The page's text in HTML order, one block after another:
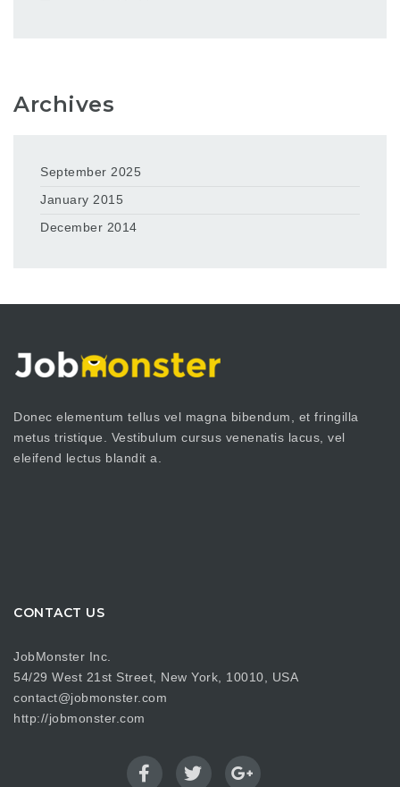
Archives
September 2025
January 2015
December 2014
Donec elementum tellus vel magna bibendum, et fringilla
metus tristique. Vestibulum cursus venenatis lacus, vel
eleifend lectus blandit a.
CONTACT US
JobMonster Inc.
54/29 West 21st Street, New York, 10010, USA
contact@jobmonster.com
http://jobmonster.com